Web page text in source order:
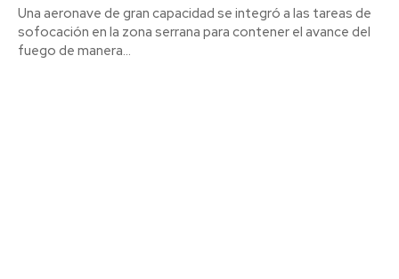
Una aeronave de gran capacidad se integró a las tareas de
sofocación en la zona serrana para contener el avance del
fuego de manera...